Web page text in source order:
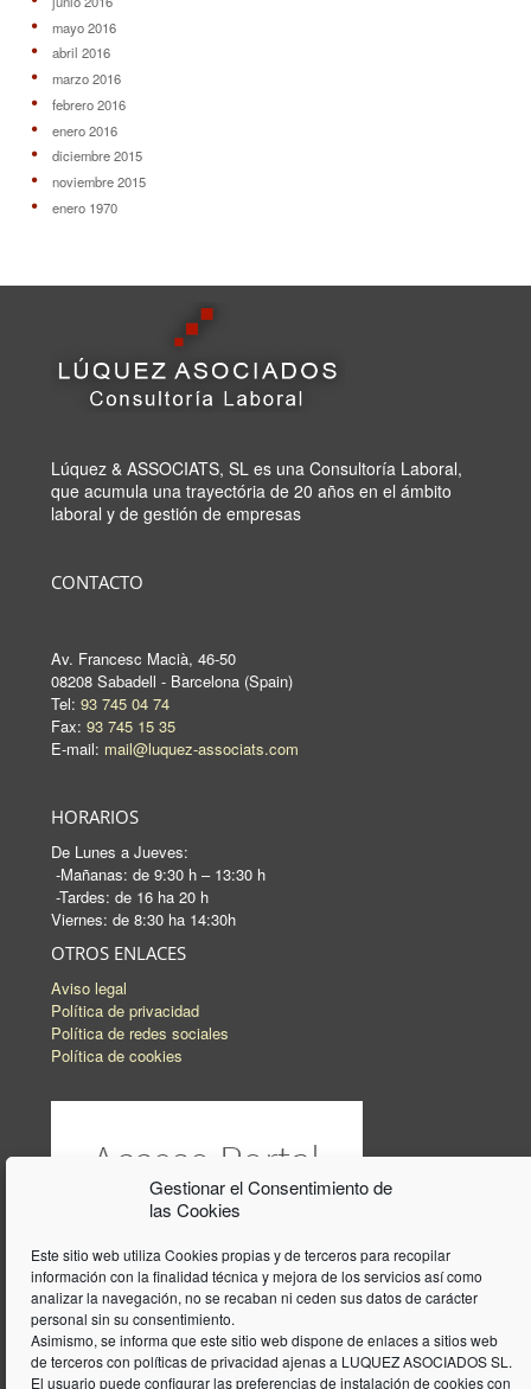
Gestionar el Consentimiento de
las Cookies
Este sitio web utiliza Cookies propias y de terceros para recopilar
información con la finalidad técnica y mejora de los servicios así como
analizar la navegación, no se recaban ni ceden sus datos de carácter
personal sin su consentimiento.
Asimismo, se informa que este sitio web dispone de enlaces a sitios web
de terceros con políticas de privacidad ajenas a LUQUEZ ASOCIADOS SL.
El usuario puede configurar las preferencias de instalación de cookies con
mayo 2016
abril 2016
marzo 2016
febrero 2016
enero 2016
diciembre 2015
noviembre 2015
enero 1970
Lúquez & ASSOCIATS, SL es una Consultoría Laboral,
que acumula una trayectória de 20 años en el ámbito
laboral y de gestión de empresas
CONTACTO
Av. Francesc Macià, 46-50
08208 Sabadell - Barcelona (Spain)
Tel: 93 745 04 74
Fax: 93 745 15 35
E-mail: mail@luquez-associats.com
HORARIOS
De Lunes a Jueves:
-Mañanas: de 9:30 h – 13:30 h
-Tardes: de 16 ha 20 h
Viernes: de 8:30 ha 14:30h
OTROS ENLACES
Aviso legal
Política de privacidad
Política de redes sociales
Política de cookies